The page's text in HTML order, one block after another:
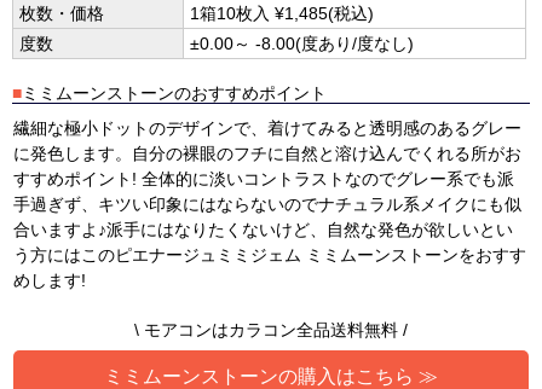
枚数・価格
1箱10枚入 ¥1,485(税込)
度数
±0.00～ -8.00(度あり/度なし)
■ミミムーンストーンのおすすめポイント
繊細な極小ドットのデザインで、着けてみると透明感のあるグレー
に発色します。自分の裸眼のフチに自然と溶け込んでくれる所がお
すすめポイント! 全体的に淡いコントラストなのでグレー系でも派
手過ぎず、キツい印象にはならないのでナチュラル系メイクにも似
合いますよ♪派手にはなりたくないけど、自然な発色が欲しいとい
う方にはこのピエナージュミミジェム ミミムーンストーンをおすす
めします!
\ モアコンはカラコン全品送料無料 /
ミミムーンストーンの購入はこちら ≫